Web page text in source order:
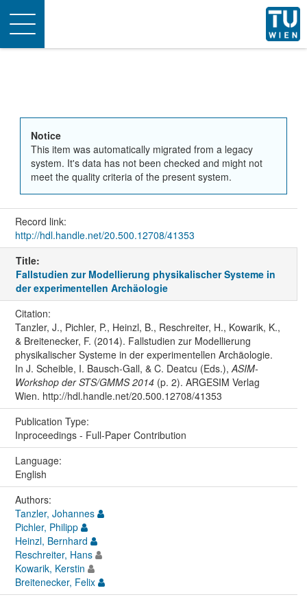
Toggle
navigation
Notice
This item was automatically migrated from a legacy
system. It's data has not been checked and might not
meet the quality criteria of the present system.
Record link:
http://hdl.handle.net/20.500.12708/41353
Title:
Fallstudien zur Modellierung physikalischer Systeme in
der experimentellen Archäologie
Citation:
Tanzler, J., Pichler, P., Heinzl, B., Reschreiter, H., Kowarik, K.,
& Breitenecker, F. (2014). Fallstudien zur Modellierung
physikalischer Systeme in der experimentellen Archäologie.
In J. Scheible, I. Bausch-Gall, & C. Deatcu (Eds.),ASIM-
Workshop der STS/GMMS 2014(p. 2). ARGESIM Verlag
Wien. http://hdl.handle.net/20.500.12708/41353
Publication Type:
Inproceedings - Full-Paper Contribution
Language:
English
Authors:
Tanzler, Johannes
Pichler, Philipp
Heinzl, Bernhard
Reschreiter, Hans
Kowarik, Kerstin
Breitenecker, Felix